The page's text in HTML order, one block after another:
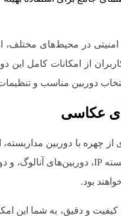
در محیط‌های مختلف،
از امکانات کامل این
دوربین مناسب و
عکاسی
چهره با دوربین
بود.